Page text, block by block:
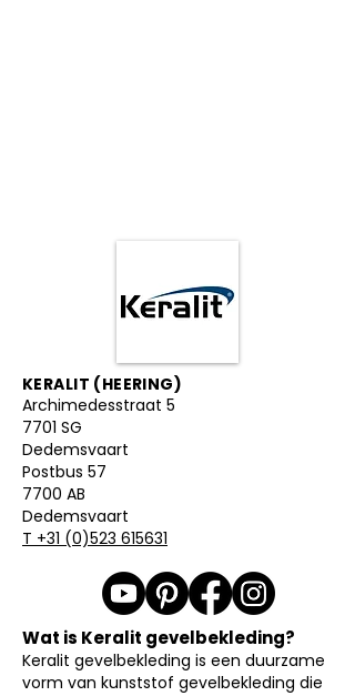
KERALIT (HEERING)
Archimedesstraat 5
7701 SG
Dedemsvaart
Postbus 57
7700 AB
Dedemsvaart
T +31 (0)523 615631
Wat is Keralit gevelbekleding?
Keralit gevelbekleding is een duurzame
vorm van kunststof gevelbekleding die